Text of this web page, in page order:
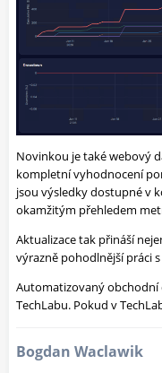
Novinkou je také webový
kompletní vyhodnocení
jsou výsledky dostupné v
okamžitým přehledem
Aktualizace tak přináší
výrazně pohodlnější práci
Automatizovaný obchodní
TechLabu. Pokud v
Bogdan Waclawik